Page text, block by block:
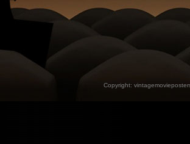
Copyright: